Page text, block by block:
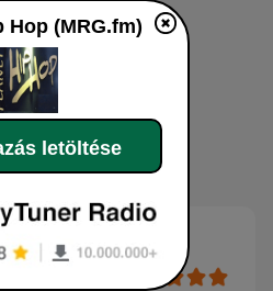
(MRG.fm)
Hop (MRG.fm)
letöltése